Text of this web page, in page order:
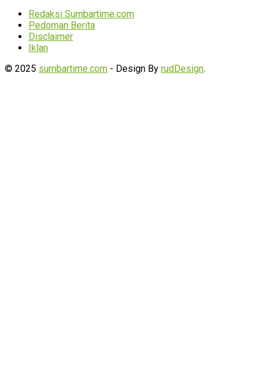
Redaksi Sumbartime.com
Pedoman Berita
Disclaimer
Iklan
© 2025 sumbartime.com - Design By rudDesign.